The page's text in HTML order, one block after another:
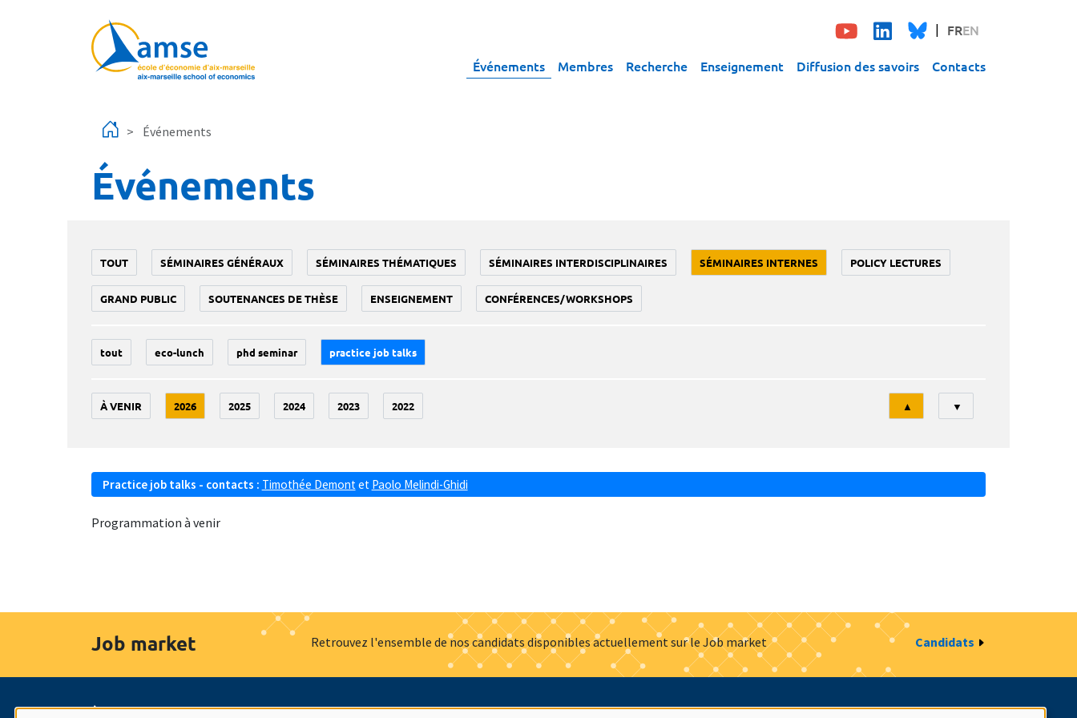
FREN
Événements Membres Recherche Enseignement Diffusion des savoirs Contacts
Événements
Événements
TOUT SÉMINAIRES GÉNÉRAUX SÉMINAIRES THÉMATIQUES SÉMINAIRES INTERDISCIPLINAIRES SÉMINAIRES INTERNES POLICY LECTURES
GRAND PUBLIC SOUTENANCES DE THÈSE ENSEIGNEMENT CONFÉRENCES/WORKSHOPS
tout eco-lunch phd seminar practice job talks
À VENIR 2026 2025 2024 2023 2022
Tri
▲ ▼
Practice job talks - contacts : Timothée Demont et Paolo Melindi-Ghidi
Programmation à venir
Job market Retrouvez l'ensemble de nos candidats disponibles actuellement sur le Job market Candidats
À propos Nos engagements Hommage à Actualités Offres d'emploi Presse Mentions légales Gestion des cookies Intranet